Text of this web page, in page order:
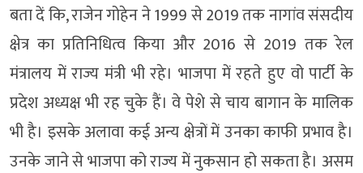
बता दें कि, राजेन गोहेन ने 1999 से 2019 तक नागांव संसदीय
क्षेत्र का प्रतिनिधित्व किया और 2016 से 2019 तक रेल
मंत्रालय में राज्य मंत्री भी रहे। भाजपा में रहते हुए वो पार्टी के
प्रदेश अध्यक्ष भी रह चुके हैं। वे पेशे से चाय बागान के मालिक
भी है। इसके अलावा कई अन्य क्षेत्रों में उनका काफी प्रभाव है।
उनके जाने से भाजपा को राज्य में नुकसान हो सकता है। असम